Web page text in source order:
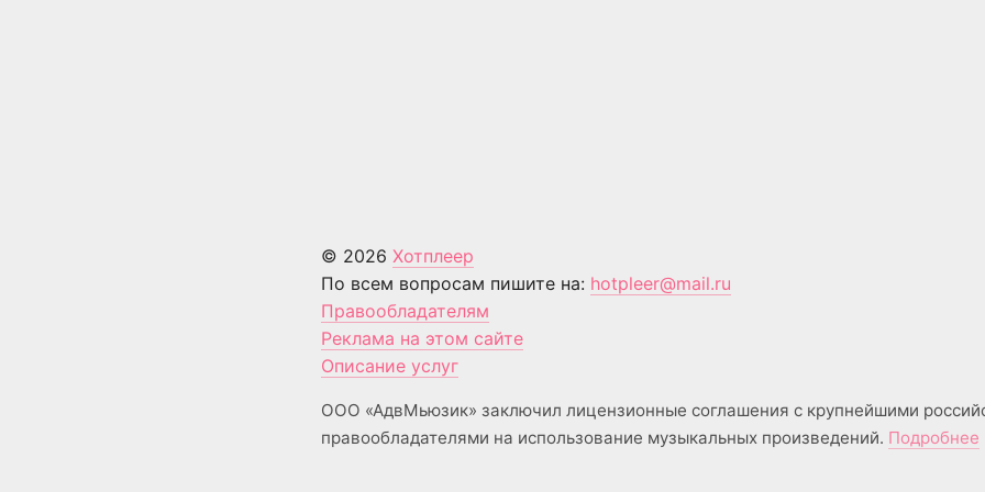
© 2026 Хотплеер
По всем вопросам пишите на: hotpleer@mail.ru
Правообладателям
Реклама на этом сайте
Описание услуг
ООО «АдвМьюзик» заключил лицензионные соглашения с крупнейшими
правообладателями на использование музыкальных произведений. Подробнее